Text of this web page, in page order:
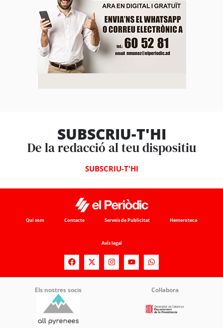
SUBSCRIU-T'HI
De la redacció al teu dispositiu
SUBSCRIU-T'HI
Qui som Contacte Serveis de Publicitat Hemeroteca
Avís legal
Els nostres socis Col·labora